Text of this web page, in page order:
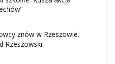
znów w Rzeszowie.
Rzeszowski